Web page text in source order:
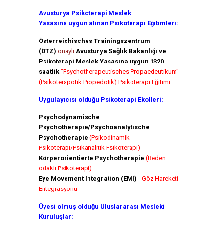
Avusturya Psikoterapi Meslek
Yasasına uygun alınan Psikoterapi Eğitimleri:
Österreichisches Trainingszentrum
(ÖTZ) onaylı Avusturya Sağlık Bakanlığı ve
Psikoterapi Meslek Yasasına uygun 1320
saatlik"Psychotherapeutisches Propaedeutikum"
(Psikoterapötik Propedötik) Psikoterapi Eğitimi
Uygulayıcısı olduğu Psikoterapi Ekolleri:
Psychodynamische
Psychotherapie/Psychoanalytische
Psychotherapie (Psikodinamik
Psikoterapi/Psikanalitik Psikoterapi)
Körperorientierte Psychotherapie (Beden
odaklı Psikoterapi)
Eye Movement Integration (EMI) - Göz Hareketi
Entegrasyonu
Üyesi olmuş olduğu Uluslararası Mesleki
Kuruluşlar: